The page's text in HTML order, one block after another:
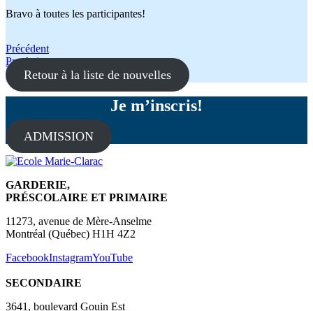
Bravo à toutes les participantes!
Navigation
de
l'article
Précédent
Prochain
Retour à la liste de nouvelles
Je m’inscris!
ADMISSION
GARDERIE,
PRÉSCOLAIRE ET PRIMAIRE
11273, avenue de Mère-Anselme
Montréal (Québec) H1H 4Z2
FacebookInstagramYouTube
SECONDAIRE
3641, boulevard Gouin Est